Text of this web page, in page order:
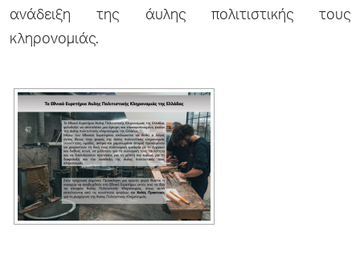
ανάδειξη της άυλης πολιτιστικής τους
κληρονομιάς.